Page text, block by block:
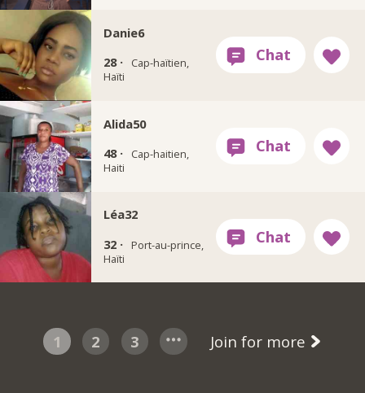
Danie6
28 ·
Cap-haïtien,
Haïti
Alida50
48 ·
Cap-haitien,
Haiti
Léa32
32 ·
Port-au-prince,
Haïti
1 2 3 Join for more